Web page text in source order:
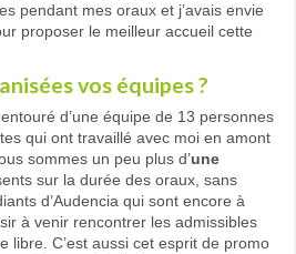
pendant mes oraux et j’avais envie
proposer le meilleur accueil cette
vos équipes ?
entouré d’une équipe de 13 personnes
qui ont travaillé avec moi en amont
sommes un peu plus d’une
sur la durée des oraux, sans
d’Audencia qui sont encore à
à venir rencontrer les admissibles
libre. C’est aussi cet esprit de promo